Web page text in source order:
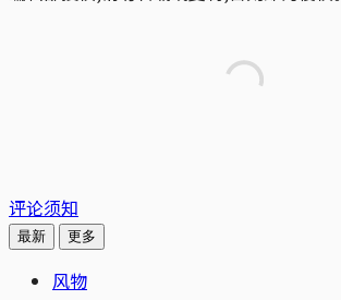
评论须知
最新 更多
风物